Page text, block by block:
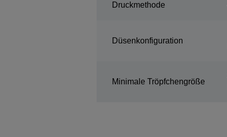
Druckmethode
Düsenkonfiguration
Minimale Tröpfchengröße